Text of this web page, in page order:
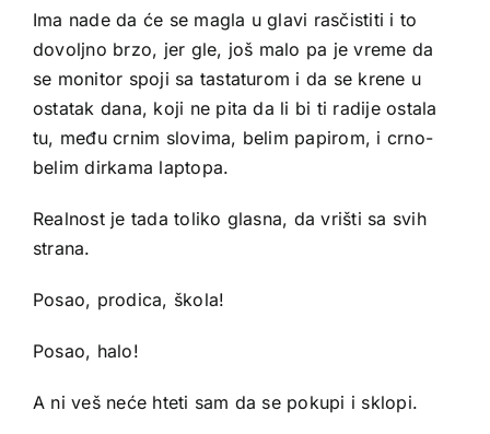
Ima nade da će se magla u glavi rasčistiti i to
dovoljno brzo, jer gle, još malo pa je vreme da
se monitor spoji sa tastaturom i da se krene u
ostatak dana, koji ne pita da li bi ti radije ostala
tu, među crnim slovima, belim papirom, i crno-
belim dirkama laptopa.
Realnost je tada toliko glasna, da vrišti sa svih
strana.
Posao, prodica, škola!
Posao, halo!
A ni veš neće hteti sam da se pokupi i sklopi.